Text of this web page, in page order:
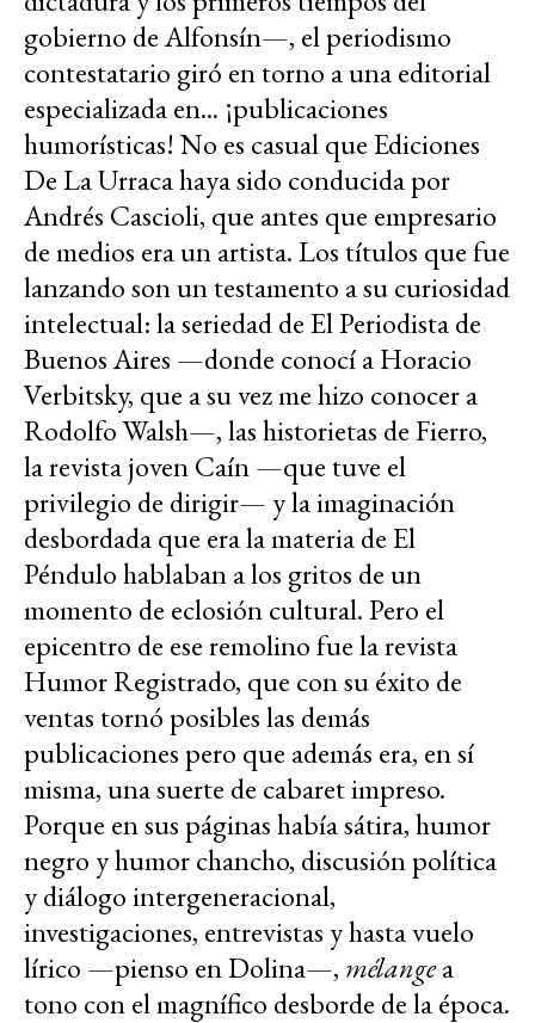
gobierno de Alfonsín—, el periodismo
contestatario giró en torno a una editorial
especializada en... ¡publicaciones
humorísticas! No es casual que Ediciones
De La Urraca haya sido conducida por
Andrés Cascioli, que antes que empresario
de medios era un artista. Los títulos que fue
lanzando son un testamento a su curiosidad
intelectual: la seriedad de El Periodista de
Buenos Aires —donde conocí a Horacio
Verbitsky, que a su vez me hizo conocer a
Rodolfo Walsh—, las historietas de Fierro,
la revista joven Caín —que tuve el
privilegio de dirigir— y la imaginación
desbordada que era la materia de El
Péndulo hablaban a los gritos de un
momento de eclosión cultural. Pero el
epicentro de ese remolino fue la revista
Humor Registrado, que con su éxito de
ventas tornó posibles las demás
publicaciones pero que además era, en sí
misma, una suerte de cabaret impreso.
Porque en sus páginas había sátira, humor
negro y humor chancho, discusión política
y diálogo intergeneracional,
investigaciones, entrevistas y hasta vuelo
lírico —pienso en Dolina—, mélangea
tono con el magnífico desborde de la época.